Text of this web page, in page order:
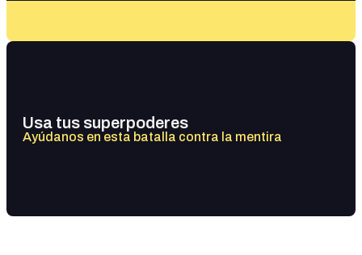
Usa tus superpoderes
Ayúdanos en esta batalla contra la mentira